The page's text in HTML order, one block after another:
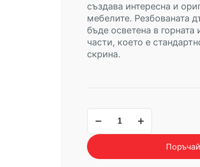
създава интересна и
мебелите. Резбованата
бъде осветена в горната
части, което е
скрина.
за
шкаф
SENESI
S-
Поръчай